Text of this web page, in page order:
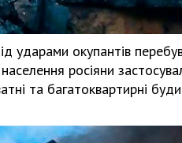
ударами окупантів
росіяни
та багатоквартирні